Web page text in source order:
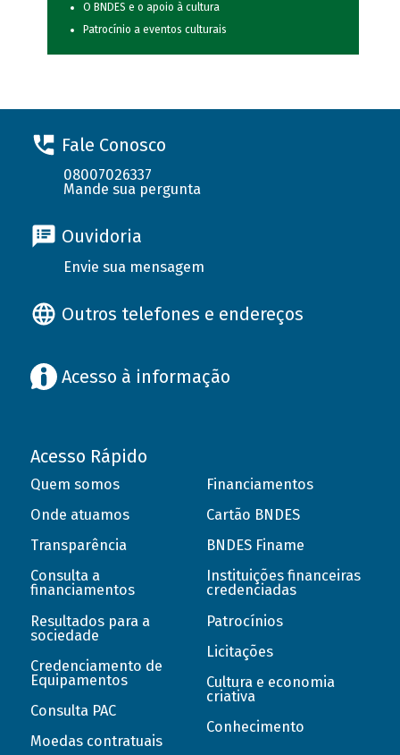
O BNDES e o apoio à cultura
Patrocínio a eventos culturais
Fale Conosco
08007026337
Mande sua pergunta
Ouvidoria
Envie sua mensagem
Outros telefones e endereços
Acesso à informação
Acesso Rápido
Quem somos
Onde atuamos
Transparência
Consulta a
financiamentos
Resultados para a
sociedade
Credenciamento de
Equipamentos
Consulta PAC
Moedas contratuais
Financiamentos
Cartão BNDES
BNDES Finame
Instituições financeiras
credenciadas
Patrocínios
Licitações
Cultura e economia
criativa
Conhecimento